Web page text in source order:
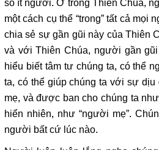
một cách cụ thể “trong” tất cả
chia sẻ sự gần gũi này của Thiên
và với Thiên Chúa, người gần
hiểu biết tâm tư chúng ta, có thể
ta, có thể giúp chúng ta với sự
mẹ, và được ban cho chúng ta
hiển nhiên, như “người mẹ”.
người bất cứ lúc nào.